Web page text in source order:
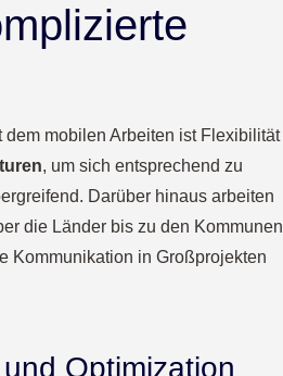
dem mobilen Arbeiten ist Flexibilität
, um sich entsprechend zu
Darüber hinaus arbeiten
die Länder bis zu den Kommunen
Kommunikation in Großprojekten
Optimization